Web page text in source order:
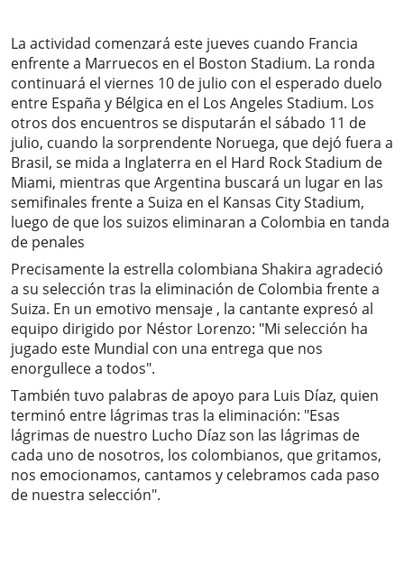
La actividad comenzará este jueves cuando Francia
enfrente a Marruecos en el Boston Stadium. La ronda
continuará el viernes 10 de julio con el esperado duelo
entre España y Bélgica en el Los Angeles Stadium. Los
otros dos encuentros se disputarán el sábado 11 de
julio, cuando la sorprendente Noruega, que dejó fuera a
Brasil, se mida a Inglaterra en el Hard Rock Stadium de
Miami, mientras que Argentina buscará un lugar en las
semifinales frente a Suiza en el Kansas City Stadium,
luego de que los suizos eliminaran a Colombia en tanda
de penales
Precisamente la estrella colombiana Shakira agradeció
a su selección tras la eliminación de Colombia frente a
Suiza. En un emotivo mensaje , la cantante expresó al
equipo dirigido por Néstor Lorenzo: "Mi selección ha
jugado este Mundial con una entrega que nos
enorgullece a todos".
También tuvo palabras de apoyo para Luis Díaz, quien
terminó entre lágrimas tras la eliminación: "Esas
lágrimas de nuestro Lucho Díaz son las lágrimas de
cada uno de nosotros, los colombianos, que gritamos,
nos emocionamos, cantamos y celebramos cada paso
de nuestra selección".